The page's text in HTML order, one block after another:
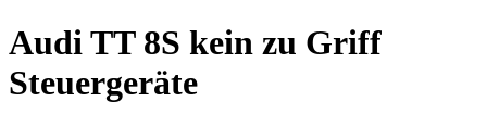
Audi TT 8S kein zu Griff
Steuergeräte